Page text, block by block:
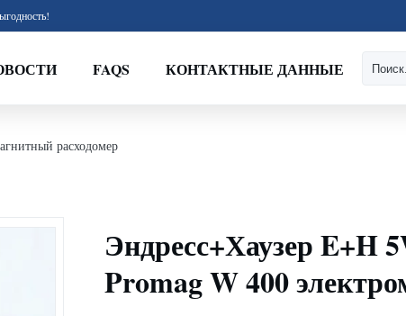
FAQS КОНТАКТНЫЕ ДАННЫЕ
расходомер
Эндресс+Хаузер E+H
Promag W 400